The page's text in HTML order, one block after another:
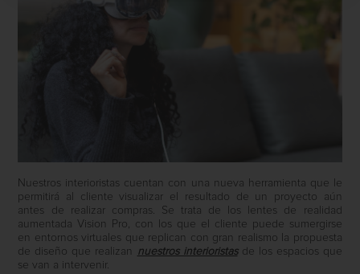
Nuestros interioristas cuentan con una nueva herramienta que le
permitirá al cliente visualizar el resultado de un proyecto aún
antes de realizar compras. Se trata de los lentes de realidad
aumentada Vision Pro, con los que el cliente puede sumergirse
en entornos virtuales que replican con gran realismo la propuesta
de diseño que realizan
nuestros interioristasde los espacios que
se van a intervenir.